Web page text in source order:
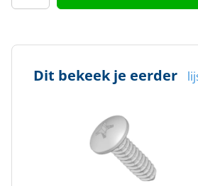
Dit bekeek je eerder